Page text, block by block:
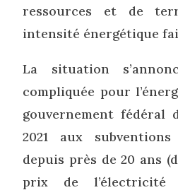
ressources et de
intensité énergétique
La situation
compliquée pour
gouvernement
2021 aux
depuis près de 20 ans
prix de